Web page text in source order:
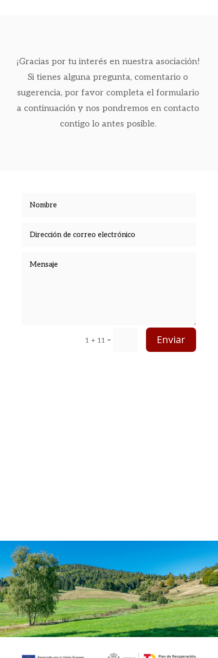
¡Gracias por tu interés en nuestra asociación!
Si tienes alguna pregunta, comentario o
sugerencia, por favor completa el formulario
a continuación y nos pondremos en contacto
contigo lo antes posible.
1 + 11 = Enviar